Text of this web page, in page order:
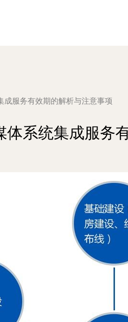
成服务有效期的解析与注意事项
体系统集成服务